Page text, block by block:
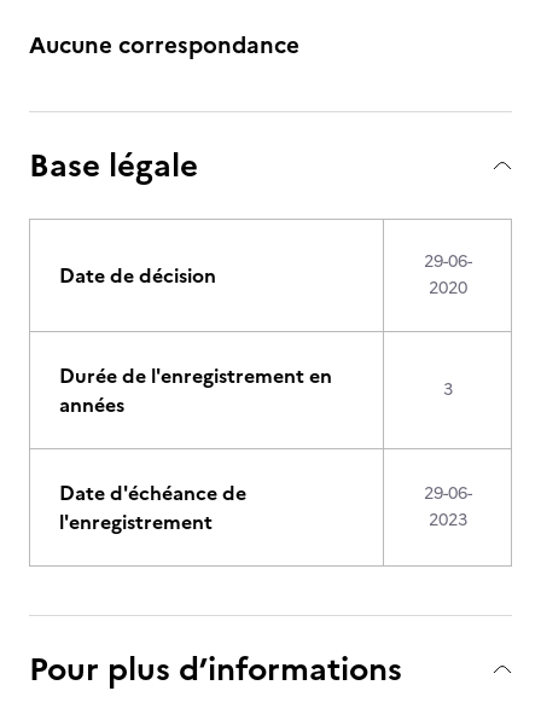
Aucune correspondance
Base légale
Date de décision
29-06-
2020
Durée de l'enregistrement en
années
3
Date d'échéance de
l'enregistrement
29-06-
2023
Pour plus d’informations